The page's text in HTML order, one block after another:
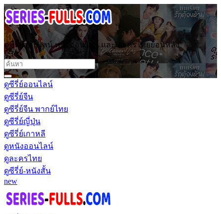
ดูซีรี่ย์ออนไลน์ หนังออนไลน์ และ ละครไทยย้อนหลัง
ดูซีรี่ย์ออนไลน์
ดูซีรี่ย์จีน
ดูซีรี่ย์จีน พากย์ไทย
ดูซีรี่ย์ญี่ปุ่น
ดูซีรี่ย์เกาหลี
ดูหนังออนไลน์
ดูละครไทย
ดูซีรี่ย์-หนังสั้น
new